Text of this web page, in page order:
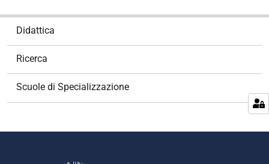
Didattica
Ricerca
Scuole di Specializzazione